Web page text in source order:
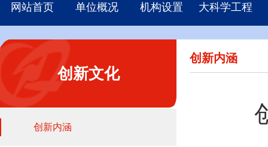
网站首页 单位概况 机构设置 大科学工程
创新文化
创新内涵
创新内涵
创